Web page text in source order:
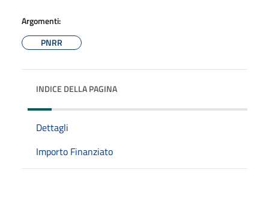
Argomenti:
PNRR
INDICE DELLA PAGINA
Dettagli
Importo Finanziato